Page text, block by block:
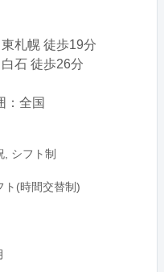
札幌 徒歩19分
石 徒歩26分
：全国
, シフト制
ト(時間交替制)